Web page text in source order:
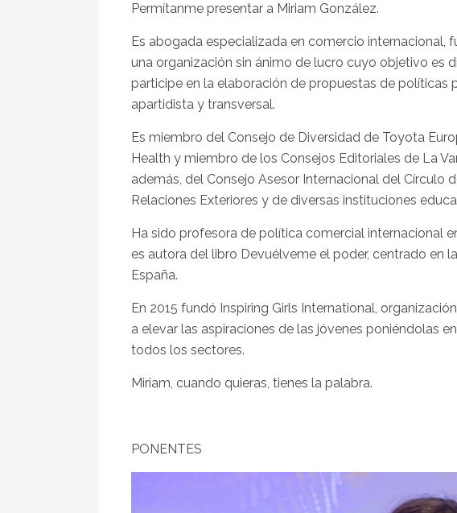
Permítanme presentar a Miriam González.
Es abogada especializada en comercio internacional,
una organización sin ánimo de lucro cuyo objetivo es
participe en la elaboración de propuestas de políticas
apartidista y transversal.
Es miembro del Consejo de Diversidad de Toyota
Health y miembro de los Consejos Editoriales de La
además, del Consejo Asesor Internacional del Círculo
Relaciones Exteriores y de diversas instituciones
Ha sido profesora de política comercial internacional
es autora del libro Devuélveme el poder, centrado en
España.
En 2015 fundó Inspiring Girls International,
a elevar las aspiraciones de las jóvenes poniéndolas
todos los sectores.
Miriam, cuando quieras, tienes la palabra.
PONENTES